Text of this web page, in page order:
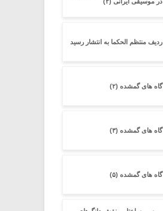
ردیف منتظم الحکما به انتشار رسید
گاه های گمشده (۲)
گاه های گمشده (۳)
گاه های گمشده (۵)